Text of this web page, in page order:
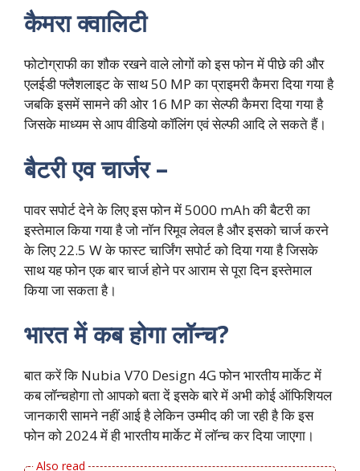
कैमरा क्वालिटी
फोटोग्राफी का शौक रखने वाले लोगों को इस फोन में पीछे की और
एलईडी फ्लैशलाइट के साथ 50 MP का प्राइमरी कैमरा दिया गया है
जबकि इसमें सामने की ओर 16 MP का सेल्फी कैमरा दिया गया है
जिसके माध्यम से आप वीडियो कॉलिंग एवं सेल्फी आदि ले सकते हैं।
बैटरी एव चार्जर –
पावर सपोर्ट देने के लिए इस फोन में 5000 mAh की बैटरी का
इस्तेमाल किया गया है जो नॉन रिमूव लेवल है और इसको चार्ज करने
के लिए 22.5 W के फास्ट चार्जिंग सपोर्ट को दिया गया है जिसके
साथ यह फोन एक बार चार्ज होने पर आराम से पूरा दिन इस्तेमाल
किया जा सकता है।
भारत में कब होगा लॉन्च?
बात करें कि Nubia V70 Design 4G फोन भारतीय मार्केट में
कब लॉन्चहोगा तो आपको बता दें इसके बारे में अभी कोई ऑफिशियल
जानकारी सामने नहीं आई है लेकिन उम्मीद की जा रही है कि इस
फोन को 2024 में ही भारतीय मार्केट में लॉन्च कर दिया जाएगा।